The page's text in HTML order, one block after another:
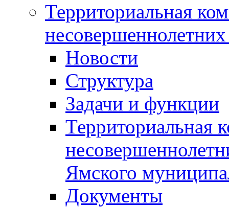
Территориальная
Новости
Структура
Задачи и функции
Территориальная
Ямского
Документы